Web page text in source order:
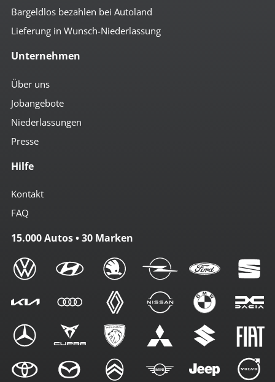
Bargeldlos bezahlen bei Autoland
Lieferung in Wunsch-Niederlassung
Unternehmen
Über uns
Jobangebote
Niederlassungen
Presse
Hilfe
Kontakt
FAQ
15.000 Autos • 30 Marken